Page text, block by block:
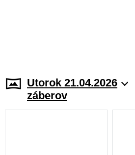
Utorok 21.04.2026
záberov